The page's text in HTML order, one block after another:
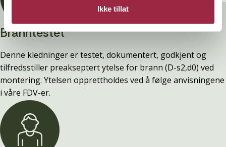
Ikke tillat
Branntestet
Denne kledninger er testet, dokumentert, godkjent og
tilfredsstiller preakseptert ytelse for brann (D-s2,d0) ved
montering. Ytelsen opprettholdes ved å følge anvisningene
i våre FDV-er.